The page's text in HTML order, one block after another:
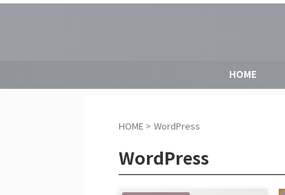
HOME
HOME > WordPress
WordPress